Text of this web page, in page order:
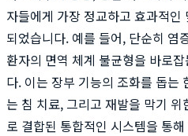
자들에게 가장 정교하고 효과적인
되었습니다. 예를 들어, 단순히 염
환자의 면역 체계 불균형을 바로
다. 이는 장부 기능의 조화를 돕는
는 침 치료, 그리고 재발을 막기
로 결합된 통합적인 시스템을 통